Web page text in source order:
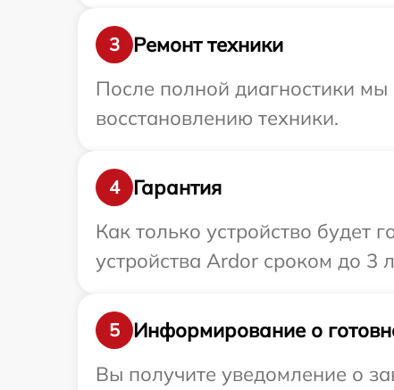
3
Ремонт техники
После полной диагностики
восстановлению техники.
4
Гарантия
Как только устройство будет
устройства Ardor сроком до 3
5
Информирование о
Вы получите уведомление о